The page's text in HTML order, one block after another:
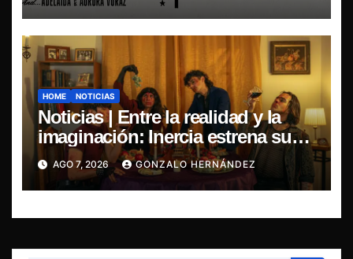
HOME NOTICIAS
Noticias | Entre la realidad y la
imaginación: Inercia estrena su
primer single “Marilina”
AGO 7, 2026 GONZALO HERNÁNDEZ